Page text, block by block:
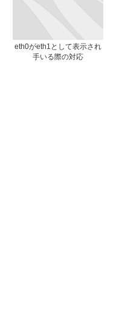
eth0がeth1として表示され
手いる際の対応